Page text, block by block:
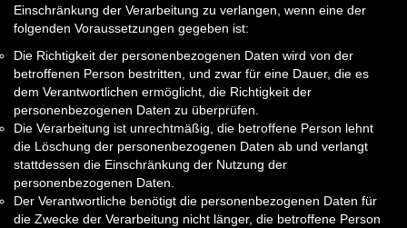
Einschränkung der Verarbeitung zu verlangen, wenn eine der
folgenden Voraussetzungen gegeben ist:
Die Richtigkeit der personenbezogenen Daten wird von der
betroffenen Person bestritten, und zwar für eine Dauer, die es
dem Verantwortlichen ermöglicht, die Richtigkeit der
personenbezogenen Daten zu überprüfen.
Die Verarbeitung ist unrechtmäßig, die betroffene Person lehnt
die Löschung der personenbezogenen Daten ab und verlangt
stattdessen die Einschränkung der Nutzung der
personenbezogenen Daten.
Der Verantwortliche benötigt die personenbezogenen Daten für
die Zwecke der Verarbeitung nicht länger, die betroffene Person